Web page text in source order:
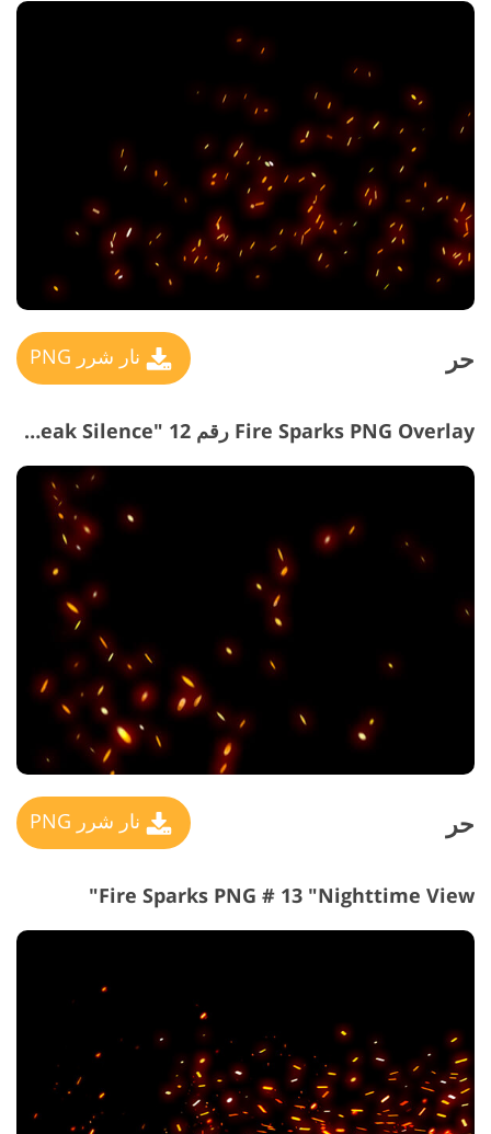
حر نار شرر PNG
Fire Sparks PNG Overlay رقم 12 "Break Silence"
حر نار شرر PNG
Fire Sparks PNG # 13 "Nighttime View"